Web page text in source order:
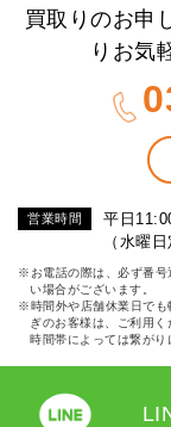
買取りのお申
りお気
営業時間
平日
（水曜
※お電話の際は、必ず番号
い場合がございます。
※時間外や店舗休業日でも
ぎのお客様は、ご利用く
時間帯によっては繋がり